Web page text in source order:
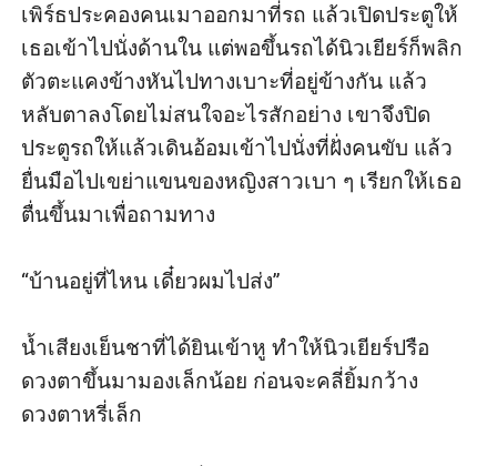
เพิร์ธประคองคนเมาออกมาที่รถ แล้วเปิดประตูให้
เธอเข้าไปนั่งด้านใน แต่พอขึ้นรถได้นิวเยียร์ก็พลิก
ตัวตะแคงข้างหันไปทางเบาะที่อยู่ข้างกัน แล้ว
หลับตาลงโดยไม่สนใจอะไรสักอย่าง เขาจึงปิด
ประตูรถให้แล้วเดินอ้อมเข้าไปนั่งที่ฝั่งคนขับ แล้ว
ยื่นมือไปเขย่าแขนของหญิงสาวเบา ๆ เรียกให้เธอ
ตื่นขึ้นมาเพื่อถามทาง
“บ้านอยู่ที่ไหน เดี๋ยวผมไปส่ง”
น้ำเสียงเย็นชาที่ได้ยินเข้าหู ทำให้นิวเยียร์ปรือ
ดวงตาขึ้นมามองเล็กน้อย ก่อนจะคลี่ยิ้มกว้าง
ดวงตาหรี่เล็ก